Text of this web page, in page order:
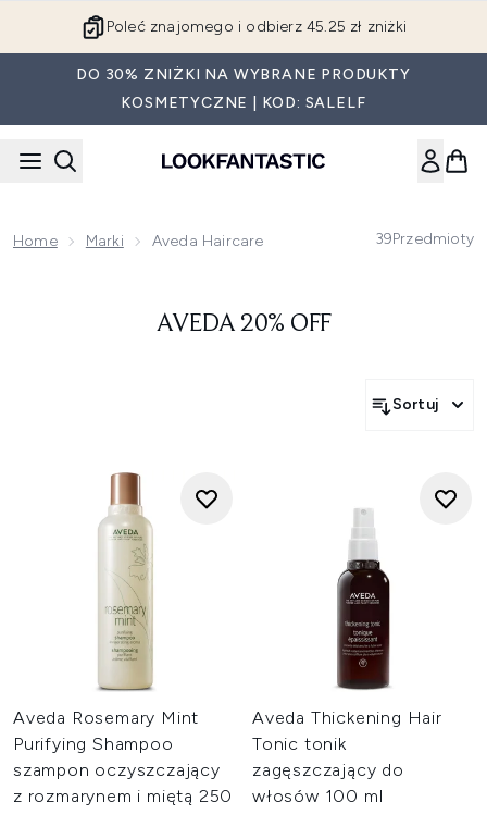
Poleć znajomego i odbierz 45.25 zł zniżki
DO 30% ZNIŻKI NA WYBRANE PRODUKTY
KOSMETYCZNE | KOD: SALELF
Home Marki Aveda Haircare 39Przedmioty
AVEDA 20% OFF
Sortuj
Aveda Rosemary Mint
Purifying Shampoo
szampon oczyszczający
z rozmarynem i miętą 250
Aveda Thickening Hair
Tonic tonik
zagęszczający do
włosów 100 ml